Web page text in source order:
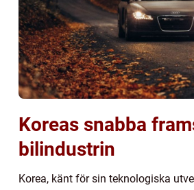
Koreas snabba
bilindustrin
Korea, känt för sin teknologiska